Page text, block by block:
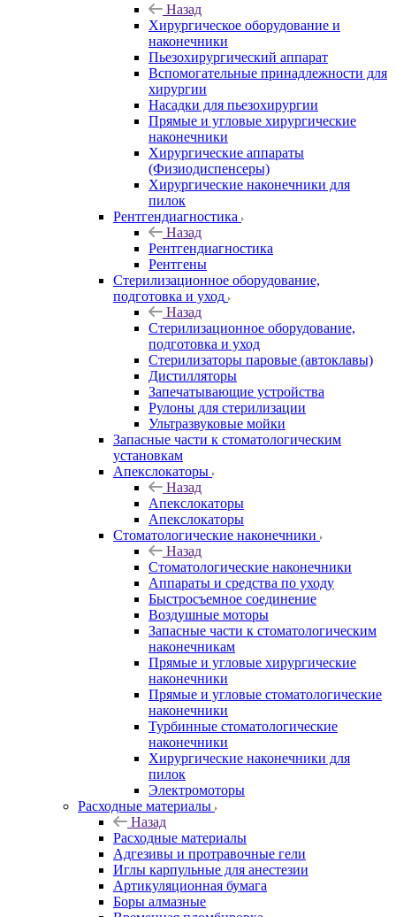
Назад
Хирургическое оборудование и
наконечники
Пьезохирургический аппарат
Вспомогательные принадлежности для
хирургии
Насадки для пьезохирургии
Прямые и угловые хирургические
наконечники
Хирургические аппараты
(Физиодиспенсеры)
Хирургические наконечники для
пилок
Рентгендиагностика
Назад
Рентгендиагностика
Рентгены
Стерилизационное оборудование,
подготовка и уход
Назад
Стерилизационное оборудование,
подготовка и уход
Стерилизаторы паровые (автоклавы)
Дистилляторы
Запечатывающие устройства
Рулоны для стерилизации
Ультразвуковые мойки
Запасные части к стоматологическим
установкам
Апекслокаторы
Назад
Апекслокаторы
Апекслокаторы
Стоматологические наконечники
Назад
Стоматологические наконечники
Аппараты и средства по уходу
Быстросъемное соединение
Воздушные моторы
Запасные части к стоматологическим
наконечникам
Прямые и угловые хирургические
наконечники
Прямые и угловые стоматологические
наконечники
Турбинные стоматологические
наконечники
Хирургические наконечники для
пилок
Электромоторы
Расходные материалы
Назад
Расходные материалы
Адгезивы и протравочные гели
Иглы карпульные для анестезии
Артикуляционная бумага
Боры алмазные